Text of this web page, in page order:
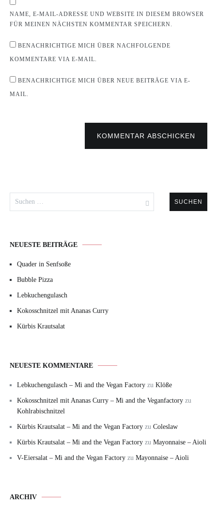
NAME, E-MAIL-ADRESSE UND WEBSITE IN DIESEM BROWSER
FÜR MEINEN NÄCHSTEN KOMMENTAR SPEICHERN.
BENACHRICHTIGE MICH ÜBER NACHFOLGENDE
KOMMENTARE VIA E-MAIL.
BENACHRICHTIGE MICH ÜBER NEUE BEITRÄGE VIA E-
MAIL.
KOMMENTAR ABSCHICKEN
nach:
NEUESTE BEITRÄGE
Quader in Senfsoße
Bubble Pizza
Lebkuchengulasch
Kokosschnitzel mit Ananas Curry
Kürbis Krautsalat
NEUESTE KOMMENTARE
Lebkuchengulasch – Mi and the Vegan Factory zu Klöße
Kokosschnitzel mit Ananas Curry – Mi and the Veganfactory zu
Kohlrabischnitzel
Kürbis Krautsalat – Mi and the Vegan Factory zu Coleslaw
Kürbis Krautsalat – Mi and the Vegan Factory zu Mayonnaise – Aioli
V-Eiersalat – Mi and the Vegan Factory zu Mayonnaise – Aioli
ARCHIV